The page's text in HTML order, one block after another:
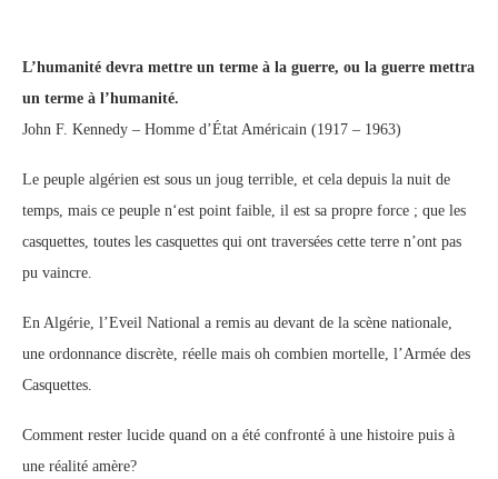
L’humanité devra mettre un terme à la guerre, ou la guerre mettra
un terme à l’humanité.
John F. Kennedy – Homme d’État Américain (1917 – 1963)
Le peuple algérien est sous un joug terrible, et cela depuis la nuit de
temps, mais ce peuple n‘est point faible, il est sa propre force ; que les
casquettes, toutes les casquettes qui ont traversées cette terre n’ont pas
pu vaincre.
En Algérie, l’Eveil National a remis au devant de la scène nationale,
une ordonnance discrète, réelle mais oh combien mortelle, l’Armée des
Casquettes.
Comment rester lucide quand on a été confronté à une histoire puis à
une réalité amère?